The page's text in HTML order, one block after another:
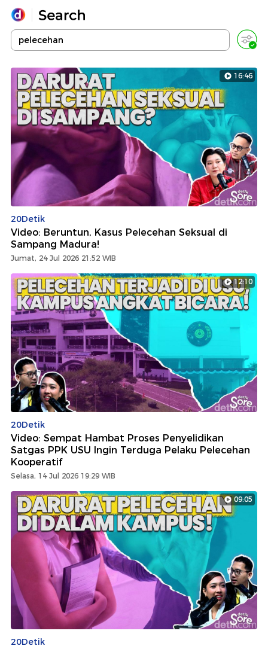
Yang sedang ramai dicari
Loading...
Promoted
Terakhir yang dicari
16:46
20Detik
Video: Beruntun, Kasus Pelecehan Seksual di
Sampang Madura!
Jumat, 24 Jul 2026 21:52 WIB
12:10
20Detik
Video: Sempat Hambat Proses Penyelidikan
Satgas PPK USU Ingin Terduga Pelaku Pelecehan
Kooperatif
Selasa, 14 Jul 2026 19:29 WIB
09:05
20Detik